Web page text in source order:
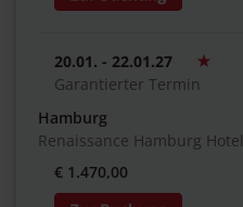
20.01. - 22.01.27
Garantierter Termin
Hamburg
Renaissance Hamburg Hotel
€ 1.470,00